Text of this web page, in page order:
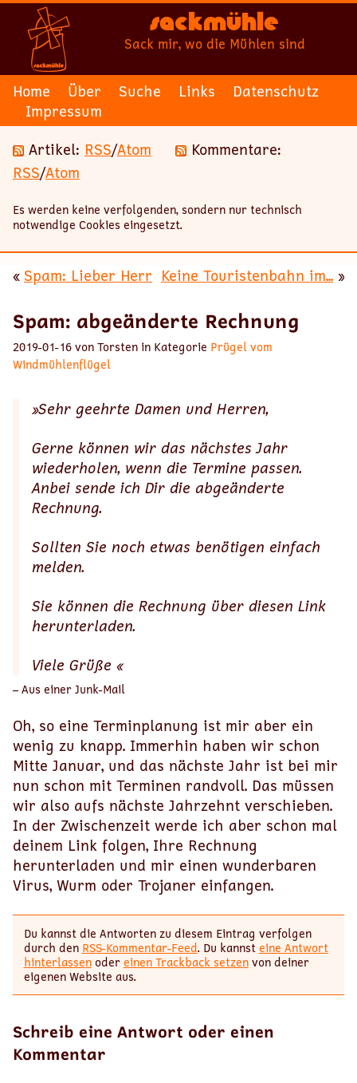
Sackmühle
Sack mir, wo die Mühlen sind
Home Über Suche Links
Datenschutz
Impressum
Artikel: RSS/Atom
Kommentare:
RSS/Atom
Es werden keine verfolgenden, sondern nur technisch
notwendige Cookies eingesetzt.
« Spam: Lieber Herr Keine Touristenbahn im... »
Spam: abgeänderte Rechnung
2019-01-16 von Torsten in Kategorie Prügel vom
Windmühlenflügel
»Sehr geehrte Damen und Herren,
Gerne können wir das nächstes Jahr
wiederholen, wenn die Termine passen.
Anbei sende ich Dir die abgeänderte
Rechnung.
Sollten Sie noch etwas benötigen einfach
melden.
Sie können die Rechnung über diesen Link
herunterladen.
Viele Grüße «
– Aus einer Junk-Mail
Oh, so eine Terminplanung ist mir aber ein
wenig zu knapp. Immerhin haben wir schon
Mitte Januar, und das nächste Jahr ist bei mir
nun schon mit Terminen randvoll. Das müssen
wir also aufs nächste Jahrzehnt verschieben.
In der Zwischenzeit werde ich aber schon mal
deinem Link folgen, Ihre Rechnung
herunterladen und mir einen wunderbaren
Virus, Wurm oder Trojaner einfangen.
Du kannst die Antworten zu diesem Eintrag verfolgen
durch den RSS-Kommentar-Feed. Du kannsteine Antwort
hinterlassenodereinen Trackback setzenvon deiner
eigenen Website aus.
Schreib eine Antwort oder einen
Kommentar